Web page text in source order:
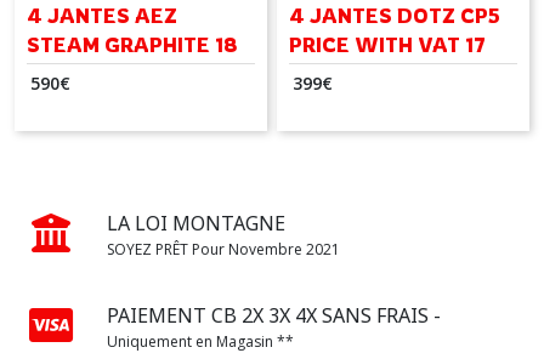
4 JANTES AEZ
STEAM GRAPHITE 18
POUCES
590€
4 JANTES DOTZ CP5
PRICE WITH VAT 17
pouces
399€
LA LOI MONTAGNE
SOYEZ PRÊT Pour Novembre 2021
PAIEMENT CB 2X 3X 4X SANS FRAIS -
Uniquement en Magasin **